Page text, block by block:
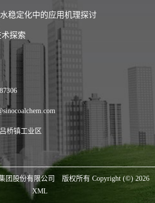
稳定化中的应用机理探讨
探索
桥镇工业区
团股份有限公司
版权所有 Copyright (©) 2026
XML